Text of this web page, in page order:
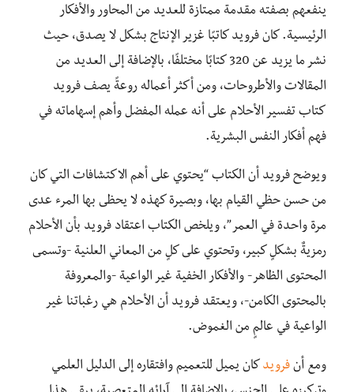
ينفعهم بصفته مقدمة ممتازة للعديد من المحاور والأفكار
الرئيسية. كان فرويد كاتبًا غزير الإنتاج بشكل لا يصدق، حيث
نشر ما يزيد عن 320 كتابًا مختلفًا، بالإضافة إلى العديد من
المقالات والأطروحات، ومن أكثر أعماله روعةً يصف فرويد
كتاب تفسير الأحلام على أنه عمله المفضل وأهم إسهاماته في
فهم أفكار النفس البشرية.
ويوضح فرويد أن الكتاب “يحتوي على أهم الاكتشافات التي كان
من حسن حظي القيام بها، وبصيرة كهذه لا يحظى بها المرء عدى
مرة واحدة في العمر”، ويلخص الكتاب اعتقاد فرويد بأن الأحلام
رمزيةٌ بشكلٍ كبير، وتحتوي على كلٍ من المعاني العلنية -وتسمى
المحتوى الظاهر- والأفكار الخفية غير الواعية -والمعروفة
بالمحتوى الكامن-، ويعتقد فرويد أن الأحلام هي رغباتنا غير
الواعية في عالمٍ من الغموض.
ومع أن فرويد كان يميل للتعميم وافتقاره إلى الدليل العلمي